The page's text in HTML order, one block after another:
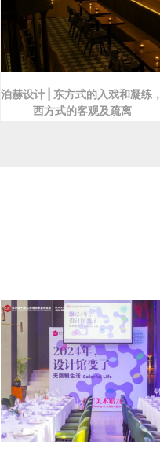
泊赫设计 | 东方式的入戏和凝练，
西方式的客观及疏离